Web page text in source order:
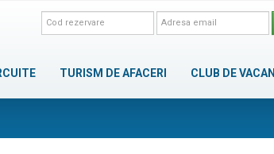
TURISM DE AFACERI CLUB DE